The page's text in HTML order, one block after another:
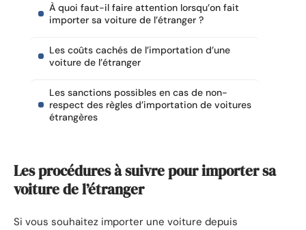
À quoi faut-il faire attention lorsqu’on fait
importer sa voiture de l’étranger ?
Les coûts cachés de l’importation d’une
voiture de l’étranger
Les sanctions possibles en cas de non-
respect des règles d’importation de voitures
étrangères
Les procédures à suivre pour importer sa
voiture de l’étranger
Si vous souhaitez importer une voiture depuis